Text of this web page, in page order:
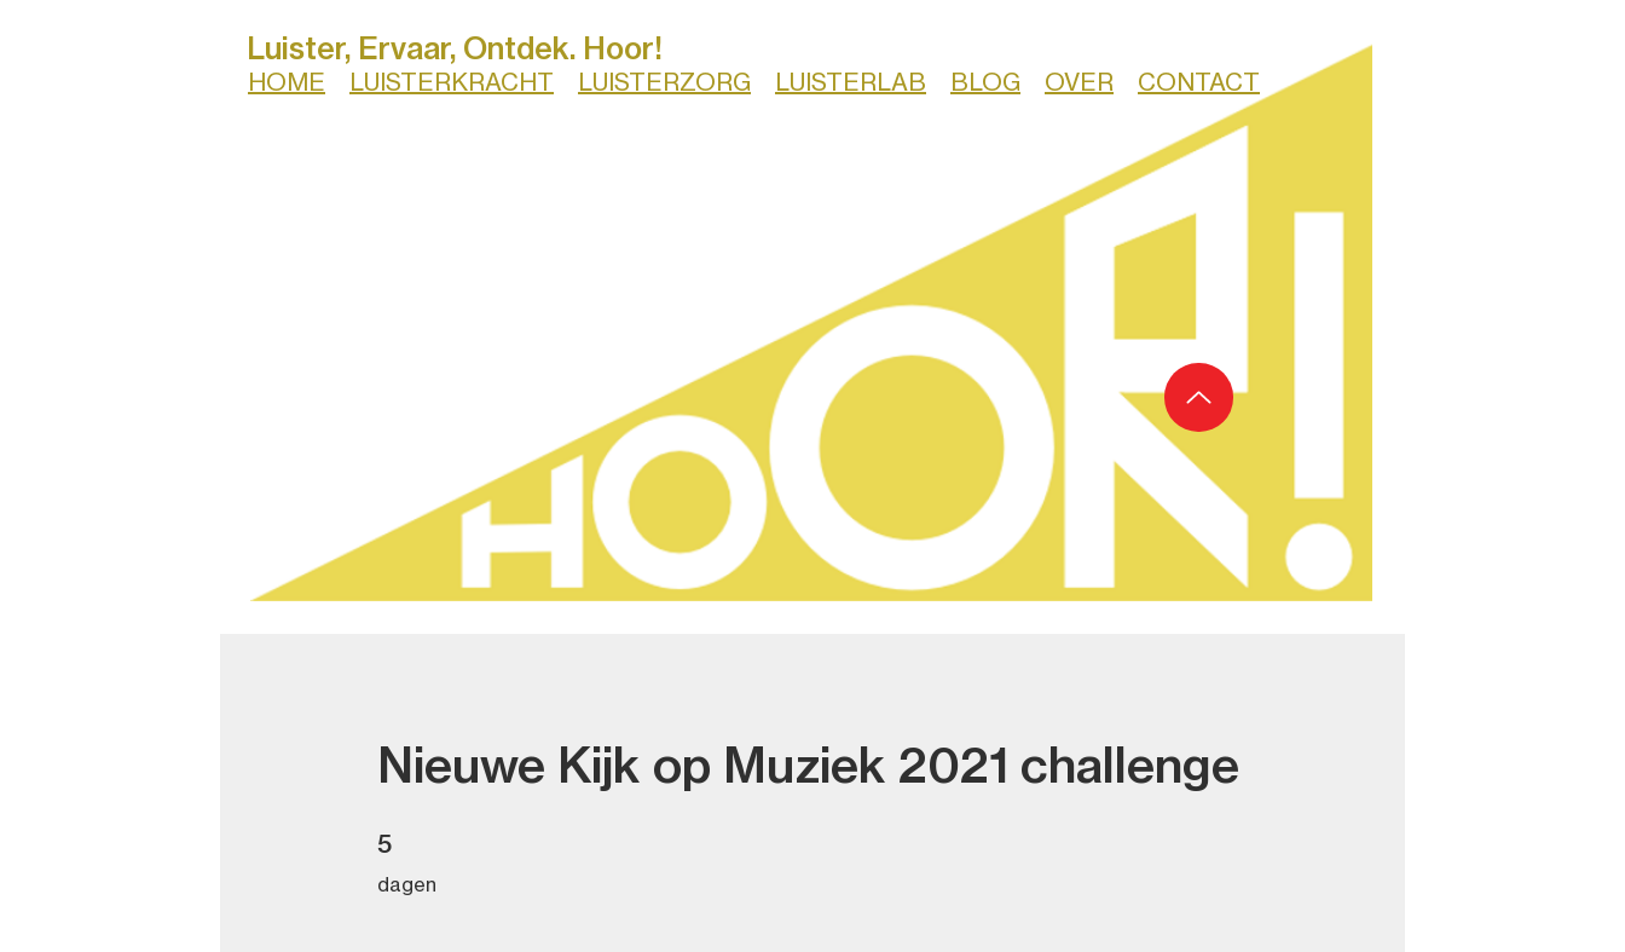
Luister, Ervaar, Ontdek. Hoor!
HOME LUISTERKRACHT LUISTERZORG LUISTERLAB BLOG OVER CONTACT
Nieuwe Kijk op Muziek 2021 challenge
5
dagen
5 dagen